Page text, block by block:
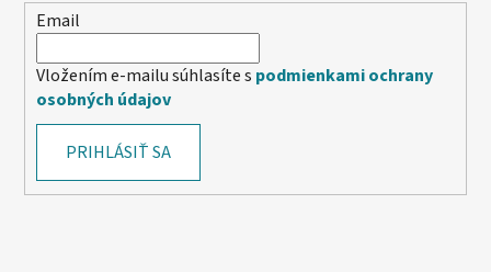
Email
Vložením e-mailu súhlasíte s podmienkami ochrany
osobných údajov
PRIHLÁSIŤ SA